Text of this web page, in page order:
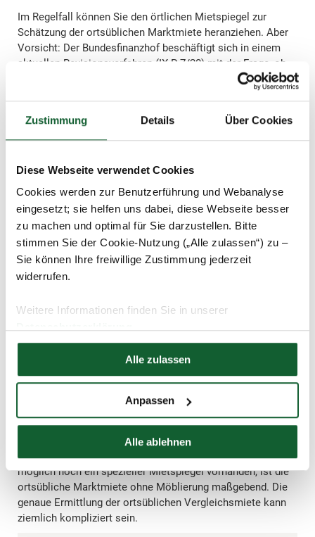
Zustimmung Details Über Cookies
Diese Webseite verwendet Cookies
Cookies werden zur Benutzerführung und Webanalyse
eingesetzt; sie helfen uns dabei, diese Webseite besser
zu machen und optimal für Sie darzustellen. Bitte
stimmen Sie der Cookie-Nutzung („Alle zulassen“) zu –
Sie können Ihre freiwillige Zustimmung jederzeit
widerrufen.
Weitere Informationen finden Sie in unserer
Hier finden Sie unserImpressum
Alle zulassen
Anpassen
Alle ablehnen
Im Regelfall können Sie den örtlichen Mietspiegel zur
Schätzung der ortsüblichen Marktmiete heranziehen. Aber
Vorsicht: Der Bundesfinanzhof beschäftigt sich in einem
aktuellen Revisionsverfahren (IX R 7/20) mit der Frage, ob
bei der Prüfung der ortsüblichen Marktmiete der – im
konkreten Fall für den Steuerpflichtigen dienlichere –
heranzuziehen ist, wenn der Steuerpflichtige zugleich eine
entsprechende, im selben Haus liegende Wohnung an einen
anderer Vermieter, die Sie zum Beispiel in
Immobilienportalen finden, eine gute Vergleichsbasis.
Manchmal werden auch möblierte oder teilmöblierte
Wohnungen vermietet, zum Beispiel mit einer Einbauküche.
Solche Wohnungen haben einen höheren Nutzungswert und
sind daher mit einem Möblierungszuschlag verbunden.
unmöblierten Wohnungen. Mit dieser Problematik hat sich
(Az. IX R 14/17) beschäftigt – und keine leichte Lösung für
Sieht der örtliche Mietspiegel einen prozentualen Zuschlag
oder eine Erhöhung über den sogenannten
Ausstattungsfaktor mit einem Punktesystem vor, ist diese
Erhöhung als marktüblich anzusehen. Gibt es keinen
differenzierten Mietspiegel, vergleichen Sie auch hier die
Mieten anderer Vermieter. Ist weder dieser Vergleich
möglich noch ein spezieller Mietspiegel vorhanden, ist die
ortsübliche Marktmiete ohne Möblierung maßgebend. Die
genaue Ermittlung der ortsüblichen Vergleichsmiete kann
ziemlich kompliziert sein.